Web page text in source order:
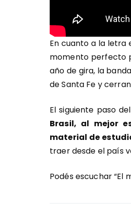
En cuanto a la letra
momento perfecto
año de gira, la
de Santa Fe y
El siguiente paso
Brasil, al mejor
material de
traer desde el país
Podés escuchar “El